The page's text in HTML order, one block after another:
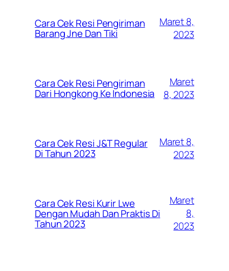
Cara Cek Resi Pengiriman
Barang Jne Dan Tiki
Maret 8,
2023
Cara Cek Resi Pengiriman
Dari Hongkong Ke Indonesia
Maret
8, 2023
Cara Cek Resi J&T Regular
Di Tahun 2023
Maret 8,
2023
Cara Cek Resi Kurir Lwe
Dengan Mudah Dan Praktis Di
Tahun 2023
Maret
8,
2023